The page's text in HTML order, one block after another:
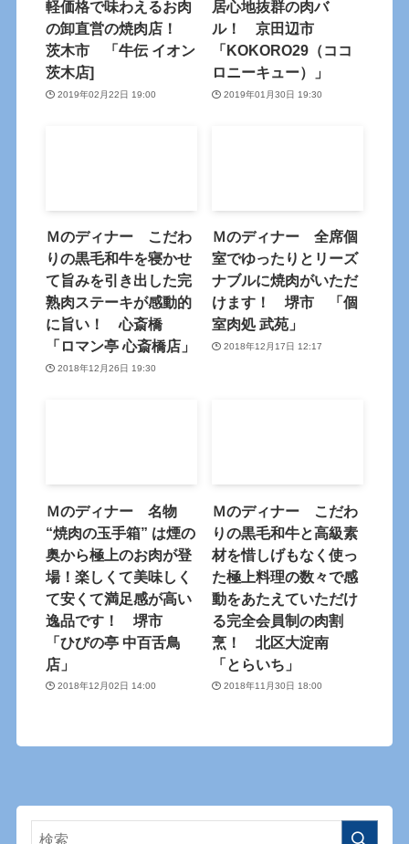
軽価格で味わえるお肉
の卸直営の焼肉店！
茨木市 「牛伝 イオン
茨木店]
2019年02月22日 19:00
居心地抜群の肉バ
ル！ 京田辺市
「KOKORO29（ココ
ロニーキュー）」
2019年01月30日 19:30
Ｍのディナー こだわ
りの黒毛和牛を寝かせ
て旨みを引き出した完
熟肉ステーキが感動的
に旨い！ 心斎橋
「ロマン亭 心斎橋店」
2018年12月26日 19:30
Ｍのディナー 全席個
室でゆったりとリーズ
ナブルに焼肉がいただ
けます！ 堺市 「個
室肉処 武苑」
2018年12月17日 12:17
Ｍのディナー 名物
“焼肉の玉手箱” は煙の
奥から極上のお肉が登
場！楽しくて美味しく
て安くて満足感が高い
逸品です！ 堺市
「ひびの亭 中百舌鳥
店」
2018年12月02日 14:00
Ｍのディナー こだわ
りの黒毛和牛と高級素
材を惜しげもなく使っ
た極上料理の数々で感
動をあたえていただけ
る完全会員制の肉割
烹！ 北区大淀南
「とらいち」
2018年11月30日 18:00